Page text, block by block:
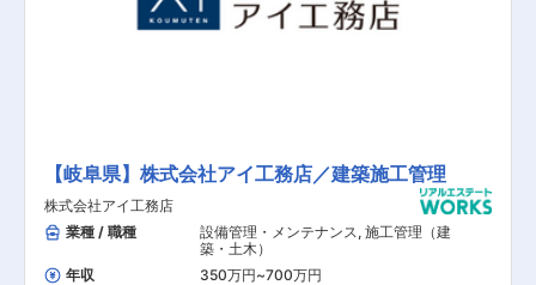
【岐阜県】株式会社アイ工務店／建築施工管理
株式会社アイ工務店
業種 / 職種
設備管理・メンテナンス, 施工管理（建
築・土木）
年収
350万円~700万円